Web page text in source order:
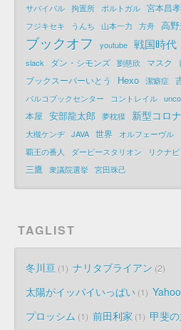
サバイバル 拘置所 ポルトガル 宮本昌孝
フジキセキ うんち 山本一力 方舟 高
ブックオフ youtube 戦国時代
slack
ダン・シモンズ 劉慈欣 マスク
ブックスーパーいとう
Hexo 潔癖症
パルコブックセンター
コントレイル unco
本屋 安部龍太郎 夢枕獏 新型コロ
大槻ケンヂ JAVA 世界 オルフェーヴル
覇王の番人
ダービースタリオン リクナビ
三鷹 衆議院選挙 宮田珠己
TAGLIST
冬川亘 1 ナリタブライアン 2
太陽がイッパイいっぱい 1
プロッシム 1 前田利家 1 甲斐